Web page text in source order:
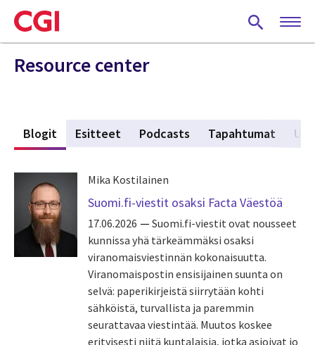
Skip
to
main
content
Resource center
Blogit (active tab)
Esitteet Podcasts Tapahtumat
Mika Kostilainen
Suomi.fi-viestit osaksi Facta Väestöä
17.06.2026
Suomi.fi-viestit ovat nousseet
kunnissa yhä tärkeämmäksi osaksi
viranomaisviestinnän kokonaisuutta.
Viranomaispostin ensisijainen suunta on
selvä: paperikirjeistä siirrytään kohti
sähköistä, turvallista ja paremmin
seurattavaa viestintää. Muutos koskee
erityisesti niitä kuntalaisia, jotka asioivat jo